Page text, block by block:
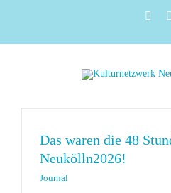
Das waren die 48
Neukölln2026!
Journal